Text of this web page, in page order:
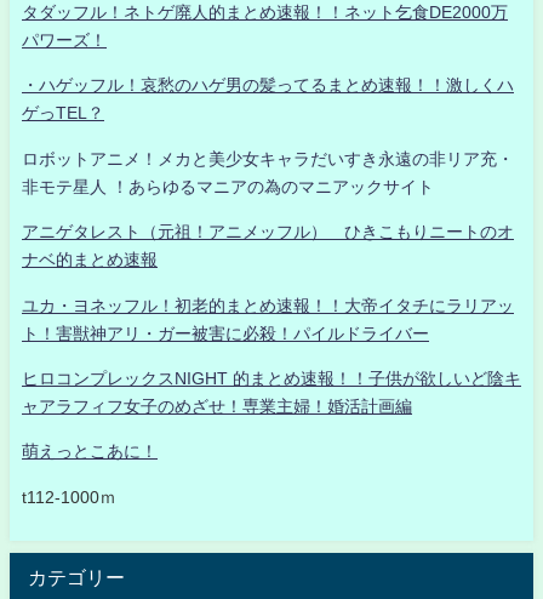
タダッフル！ネトゲ廃人的まとめ速報！！ネット乞食DE2000万
パワーズ！
・ハゲッフル！哀愁のハゲ男の髪ってるまとめ速報！！激しくハ
ゲっTEL？
ロボットアニメ！メカと美少女キャラだいすき永遠の非リア充・
非モテ星人 ！あらゆるマニアの為のマニアックサイト
アニゲタレスト（元祖！アニメッフル） ひきこもりニートのオ
ナベ的まとめ速報
ユカ・ヨネッフル！初老的まとめ速報！！大帝イタチにラリアッ
ト！害獣神アリ・ガー被害に必殺！パイルドライバー
ヒロコンプレックスNIGHT 的まとめ速報！！子供が欲しいど陰キ
ャアラフィフ女子のめざせ！専業主婦！婚活計画編
萌えっとこあに！
t112-1000ｍ
カテゴリー